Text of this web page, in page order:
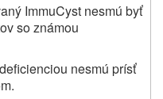
ImmuCyst nesmú byť
so známou
nesmú prísť